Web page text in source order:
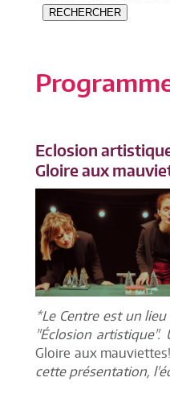
RECHERCHER
Eclosion
Gloire aux
*Le Centre est un
"Éclosion
Gloire aux mauviettes!
cette présentation,